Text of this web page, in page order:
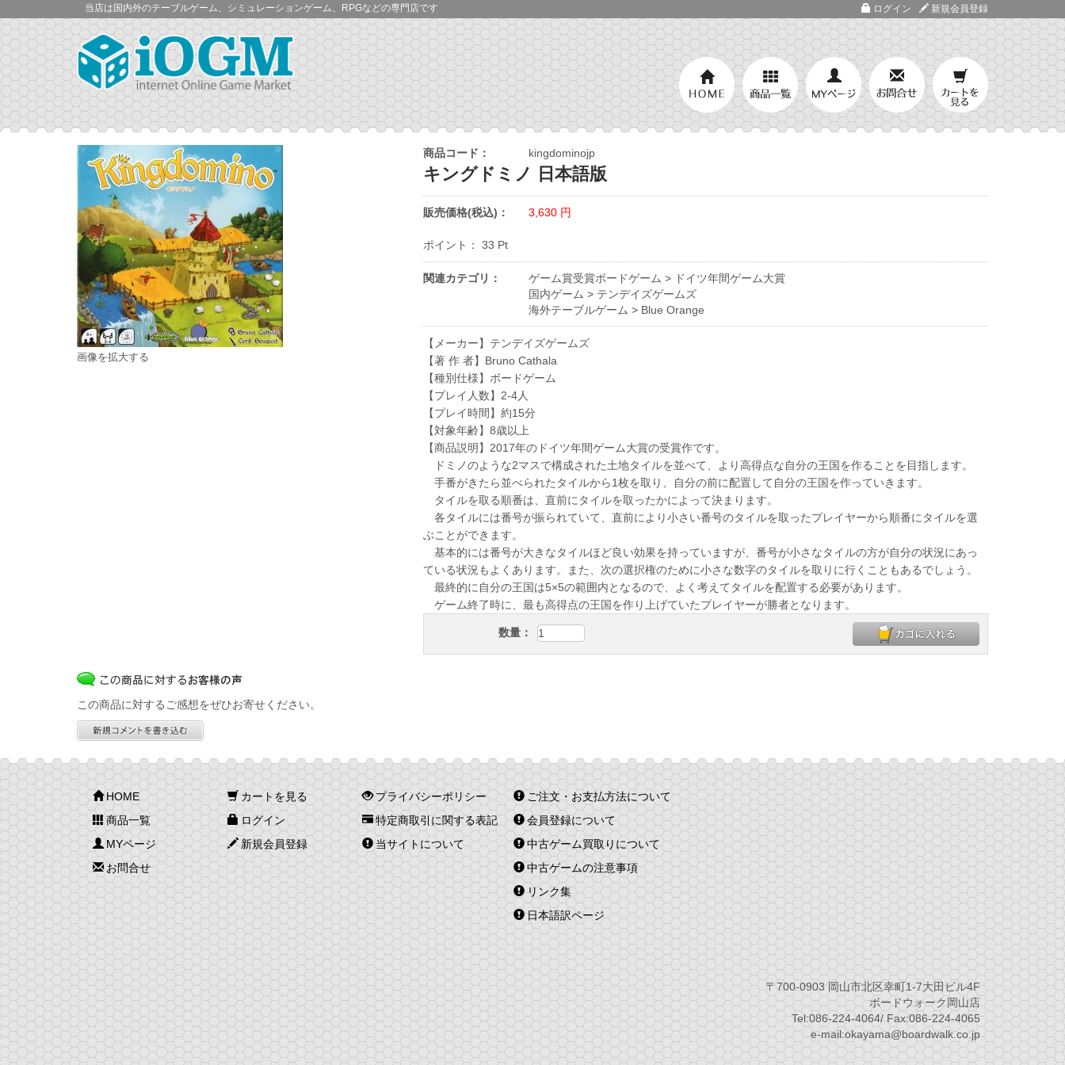
当店は国内外のテーブルゲーム、シミュレーションゲーム、RPGなどの専門店です ログイン 新規会員登録
画像を拡大する
商品コード： kingdominojp
キングドミノ 日本語版
販売価格(税込)： 3,630 円
ポイント： 33 Pt
関連カテゴリ： ゲーム賞受賞ボードゲーム > ドイツ年間ゲーム大賞
国内ゲーム > テンデイズゲームズ
海外テーブルゲーム > Blue Orange
【メーカー】テンデイズゲームズ
【著 作 者】Bruno Cathala
【種別仕様】ボードゲーム
【プレイ人数】2-4人
【プレイ時間】約15分
【対象年齢】8歳以上
【商品説明】2017年のドイツ年間ゲーム大賞の受賞作です。
ドミノのような2マスで構成された土地タイルを並べて、より高得点な自分の王国を作ることを目指します。
手番がきたら並べられたタイルから1枚を取り、自分の前に配置して自分の王国を作っていきます。
タイルを取る順番は、直前にタイルを取ったかによって決まります。
各タイルには番号が振られていて、直前により小さい番号のタイルを取ったプレイヤーから順番にタイルを選
ぶことができます。
基本的には番号が大きなタイルほど良い効果を持っていますが、番号が小さなタイルの方が自分の状況にあっ
ている状況もよくあります。また、次の選択権のために小さな数字のタイルを取りに行くこともあるでしょう。
最終的に自分の王国は5×5の範囲内となるので、よく考えてタイルを配置する必要があります。
ゲーム終了時に、最も高得点の王国を作り上げていたプレイヤーが勝者となります。
数量：
この商品に対するご感想をぜひお寄せください。
HOME
商品一覧
MYページ
お問合せ
カートを見る
ログイン
新規会員登録
プライバシーポリシー
特定商取引に関する表記
当サイトについて
ご注文・お支払方法について
会員登録について
中古ゲーム買取りについて
中古ゲームの注意事項
リンク集
日本語訳ページ
〒700-0903 岡山市北区幸町1-7大田ビル4F
ボードウォーク岡山店
Tel:086-224-4064/ Fax:086-224-4065
e-mail:okayama@boardwalk.co.jp